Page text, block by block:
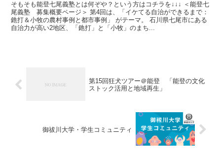
そもそも能登七尾義塾とは何ぞや？という方はコチラを↓↓↓ ＜能登七
尾義塾 募集概要ページ＞ 第4回は、「イケてる自治ができるまで：
釶打＆小牧の農村事例と都市事例」 がテーマ。 石川県七尾市にある
自治力が高い2地区、「釶打」と「小牧」のまち...
第15回狂犬ツアー＠能登 「能登の文化
ストック活用と地域再生」
御祓川大学・学生コミュニティ